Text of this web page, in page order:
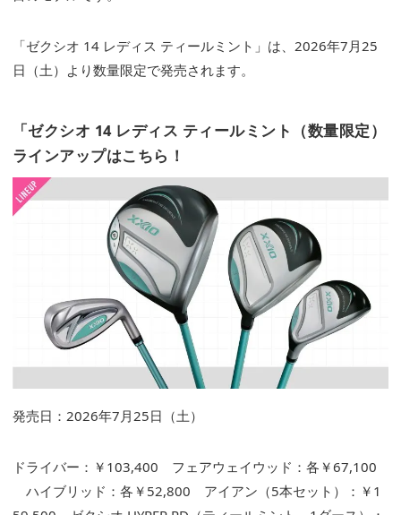
「ゼクシオ 14 レディス ティールミント」は、2026年7月25
日（土）より数量限定で発売されます。
「ゼクシオ 14 レディス ティールミント（数量限定）
ラインアップはこちら！
発売日：2026年7月25日（土）
ドライバー：￥103,400 フェアウェイウッド：各￥67,100
ハイブリッド：各￥52,800 アイアン（5本セット）：￥1